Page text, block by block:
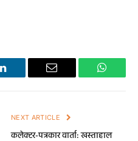
LinkedIn Email
NEXT ARTICLE
कलेक्टर-पत्रकार वार्ता: खस्ताहाल